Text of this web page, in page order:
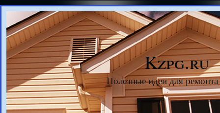
Kzpg.ru
Полезные идеи для